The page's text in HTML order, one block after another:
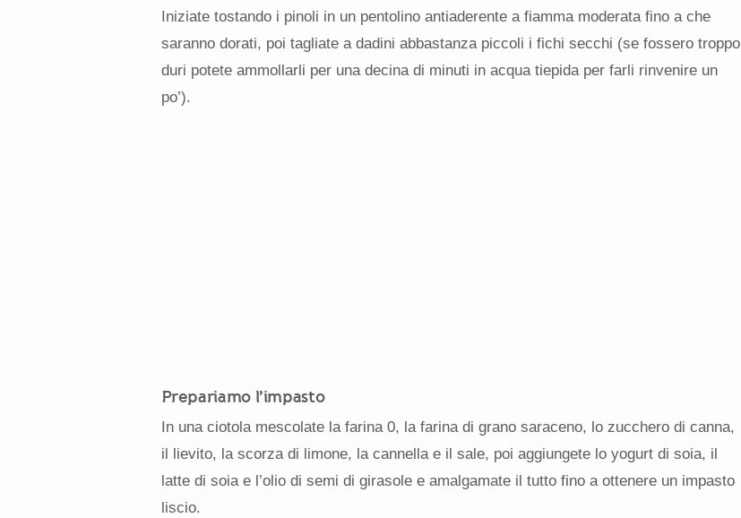
Iniziate tostando i pinoli in un pentolino antiaderente a fiamma moderata fino a che
saranno dorati, poi tagliate a dadini abbastanza piccoli i fichi secchi (se fossero troppo
duri potete ammollarli per una decina di minuti in acqua tiepida per farli rinvenire un
po’).
Prepariamo l’impasto
In una ciotola mescolate la farina 0, la farina di grano saraceno, lo zucchero di canna,
il lievito, la scorza di limone, la cannella e il sale, poi aggiungete lo yogurt di soia, il
latte di soia e l’olio di semi di girasole e amalgamate il tutto fino a ottenere un impasto
liscio.